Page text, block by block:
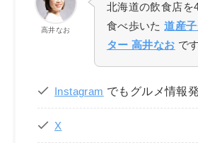
高井なお
北海道の飲食店を
食べ歩いた道産
ター 高井なお です
Instagram でもグルメ情報
X